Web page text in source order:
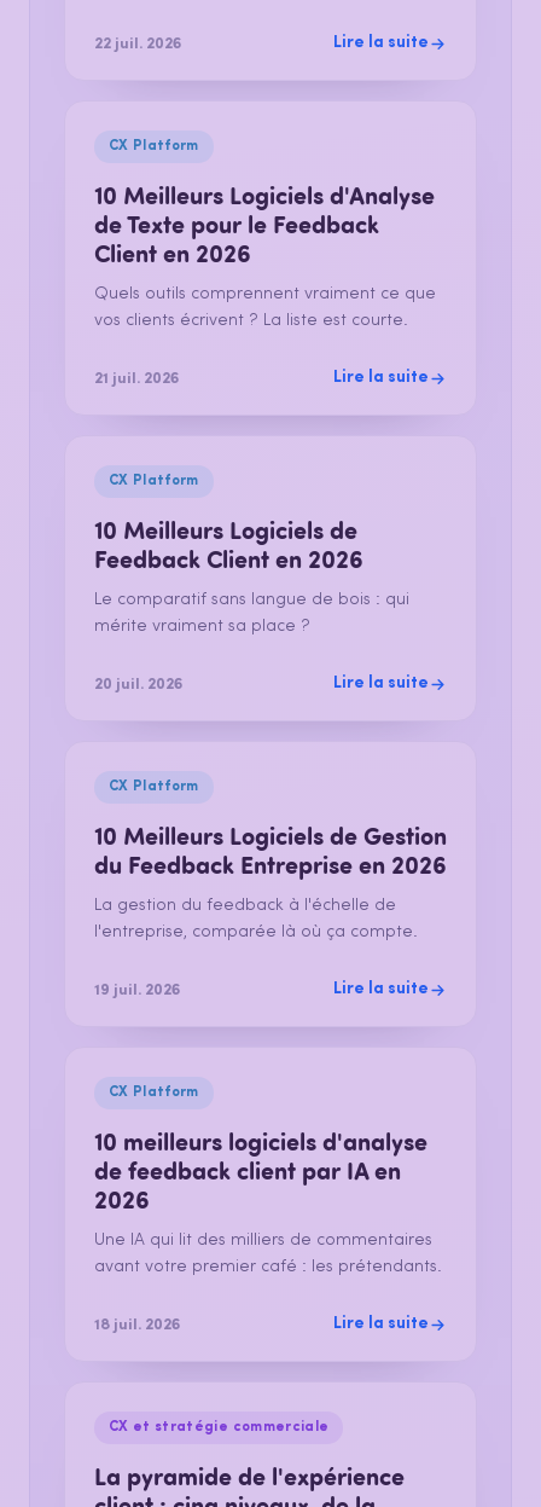
22 juil. 2026 Lire la suite
CX Platform
10 Meilleurs Logiciels d'Analyse
de Texte pour le Feedback
Client en 2026
Quels outils comprennent vraiment ce que
vos clients écrivent ? La liste est courte.
21 juil. 2026 Lire la suite
CX Platform
10 Meilleurs Logiciels de
Feedback Client en 2026
Le comparatif sans langue de bois : qui
mérite vraiment sa place ?
20 juil. 2026 Lire la suite
CX Platform
10 Meilleurs Logiciels de Gestion
du Feedback Entreprise en 2026
La gestion du feedback à l'échelle de
l'entreprise, comparée là où ça compte.
19 juil. 2026 Lire la suite
CX Platform
10 meilleurs logiciels d'analyse
de feedback client par IA en
2026
Une IA qui lit des milliers de commentaires
avant votre premier café : les prétendants.
18 juil. 2026 Lire la suite
CX et stratégie commerciale
La pyramide de l'expérience